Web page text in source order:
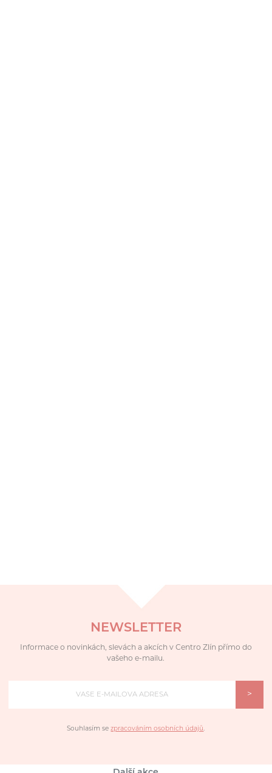
NEWSLETTER
Informace o novinkách, slevách a akcích v Centro Zlín přímo do
vašeho e-mailu.
>
Souhlasím sezpracováním osobních údajů.